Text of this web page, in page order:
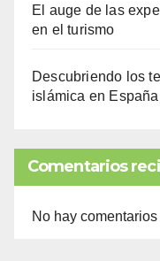
El auge de las
en el turismo
Descubriendo los
islámica en España
Comentarios
No hay